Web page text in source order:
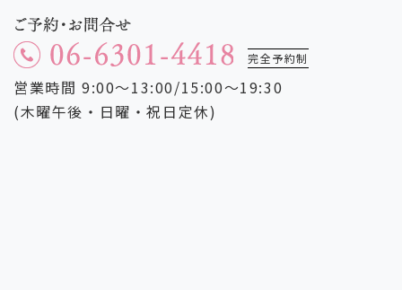
完全予約制
営業時間 9:00～13:00/15:00～19:30
(木曜午後・日曜・祝日定休)